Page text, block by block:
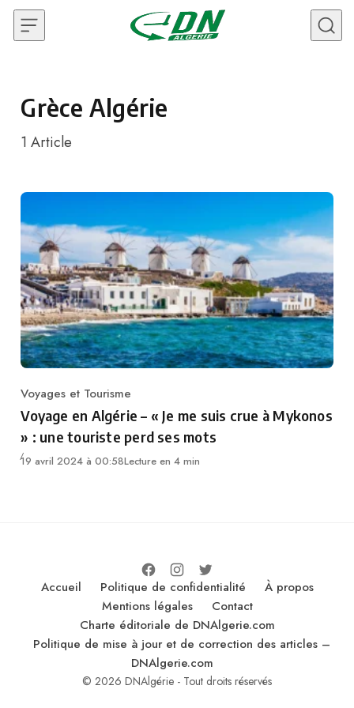
Skip to content
Grèce Algérie
1 Article
Category
Voyages et Tourisme
Voyage en Algérie – « Je me suis crue à Mykonos
» : une touriste perd ses mots
19 avril 2024 à 00:58Lecture en 4 min
Accueil Politique de confidentialité
À propos
Mentions légales
Contact
Charte éditoriale de DNAlgerie.com
Politique de mise à jour et de correction des articles –
DNAlgerie.com
© 2026 DNAlgérie - Tout droits réservés